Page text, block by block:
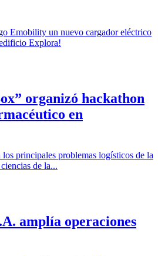
Emobility un nuevo cargador eléctrico
Explora!
organizó hackathon
en
los principales problemas logísticos de la
de la...
amplía operaciones